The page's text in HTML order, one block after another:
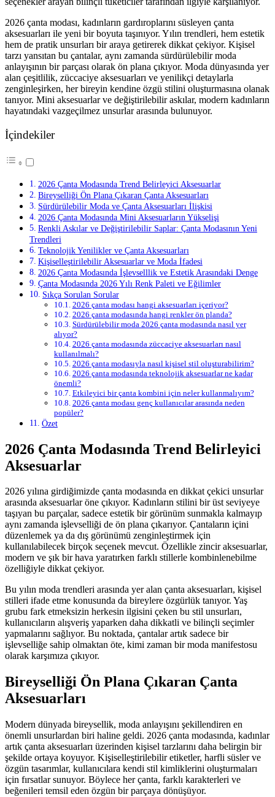
2026 çanta modası, kadınların gardıroplarını süsleyen çanta
aksesuarları ile yeni bir boyuta taşınıyor. Yılın trendleri, hem estetik
hem de pratik unsurları bir araya getirerek dikkat çekiyor. Kişisel
tarzı yansıtan bu çantalar, aynı zamanda sürdürülebilir moda
anlayışının bir parçası olarak ön plana çıkıyor. Moda dünyasında yer
alan çeşitlilik, züccaciye aksesuarları ve yenilikçi detaylarla
zenginleşirken, her bireyin kendine özgü stilini oluşturmasına olanak
tanıyor. Mini aksesuarlar ve değiştirilebilir askılar, modern kadınların
hayatındaki vazgeçilmez unsurlar arasında bulunuyor.
İçindekiler
2026 Çanta Modasında Trend Belirleyici Aksesuarlar
Bireyselliği Ön Plana Çıkaran Çanta Aksesuarları
Sürdürülebilir Moda ve Çanta Aksesuarları İlişkisi
2026 Çanta Modasında Mini Aksesuarların Yükselişi
Renkli Askılar ve Değiştirilebilir Saplar: Çanta Modasının Yeni
Trendleri
Teknolojik Yenilikler ve Çanta Aksesuarları
Kişiselleştirilebilir Aksesuarlar ve Moda İfadesi
2026 Çanta Modasında İşlevselllik ve Estetik Arasındaki Denge
Çanta Modasında 2026 Yılı Renk Paleti ve Eğilimler
Sıkça Sorulan Sorular
2026 çanta modası hangi aksesuarları içeriyor?
2026 çanta modasında hangi renkler ön planda?
Sürdürülebilir moda 2026 çanta modasında nasıl yer
alıyor?
2026 çanta modasında züccaciye aksesuarları nasıl
kullanılmalı?
2026 çanta modasıyla nasıl kişisel stil oluşturabilirim?
2026 çanta modasında teknolojik aksesuarlar ne kadar
önemli?
Etkileyici bir çanta kombini için neler kullanmalıyım?
2026 çanta modası genç kullanıcılar arasında neden
popüler?
Özet
2026 Çanta Modasında Trend Belirleyici
Aksesuarlar
2026 yılına girdiğimizde çanta modasında en dikkat çekici unsurlar
arasında aksesuarlar öne çıkıyor. Kadınların stilini bir üst seviyeye
taşıyan bu parçalar, sadece estetik bir görünüm sunmakla kalmayıp
aynı zamanda işlevselliği de ön plana çıkarıyor. Çantaların içini
düzenlemek ya da dış görünümü zenginleştirmek için
kullanılabilecek birçok seçenek mevcut. Özellikle zincir aksesuarlar,
modern ve şık bir hava yaratırken farklı stillerle kombinlenebilme
özelliğiyle dikkat çekiyor.
Bu yılın moda trendleri arasında yer alan çanta aksesuarları, kişisel
stilleri ifade etme konusunda da bireylere özgürlük tanıyor. Yaş
grubu fark etmeksizin herkesin ilgisini çeken bu stil unsurları,
kullanıcıların alışveriş yaparken daha dikkatli ve bilinçli seçimler
yapmalarını sağlıyor. Bu noktada, çantalar artık sadece bir
işlevselliğe sahip olmaktan öte, kimi zaman bir moda manifestosu
olarak karşımıza çıkıyor.
Bireyselliği Ön Plana Çıkaran Çanta
Aksesuarları
Modern dünyada bireysellik, moda anlayışını şekillendiren en
önemli unsurlardan biri haline geldi. 2026 çanta modasında, kadınlar
artık çanta aksesuarları üzerinden kişisel tarzlarını daha belirgin bir
şekilde ortaya koyuyor. Kişiselleştirilebilir etiketler, harfli süsler ve
özgün tasarımlar, kullanıcılara kendi stil kimliklerini oluşturmaları
için fırsatlar sunuyor. Böylece her çanta, farklı karakterleri ve
beğenileri temsil eden özgün bir parçaya dönüşüyor.